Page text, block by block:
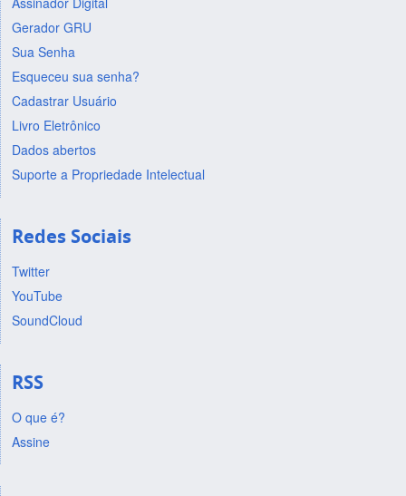
Gerador GRU
Sua Senha
Esqueceu sua senha?
Cadastrar Usuário
Livro Eletrônico
Dados abertos
Suporte a Propriedade Intelectual
Redes Sociais
Twitter
YouTube
SoundCloud
RSS
O que é?
Assine